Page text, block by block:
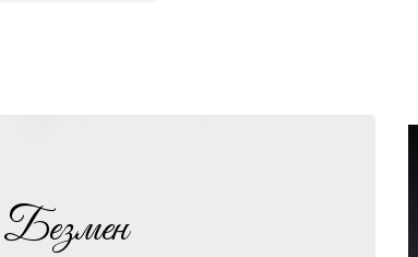
Безмен